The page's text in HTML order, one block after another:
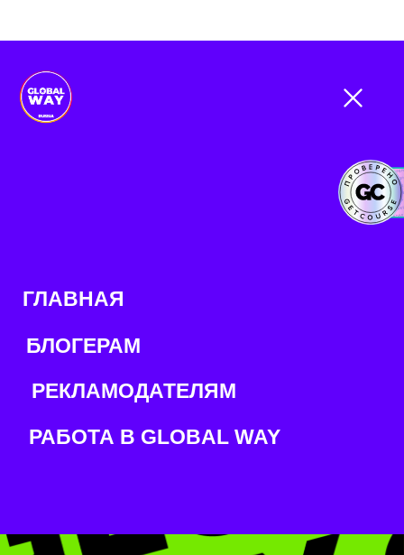
ГЛАВНАЯ
БЛОГЕРАМ
РЕКЛАМОДАТЕЛЯМ
РАБОТА В GLOBAL WAY